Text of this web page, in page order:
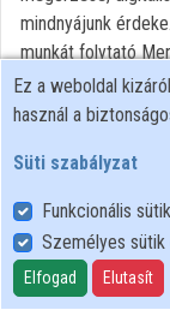
mindnyájunk
munkát folytató
technológiákat
nemzeti
hasznosítására
turisták és a
kapni és látni a
legkorszerűbb 3D-
őrzik meg az
Ez a weboldal
használ a
Süti szabályzat
Funkcionális
Személyes sütik
Elfogad Elutasít